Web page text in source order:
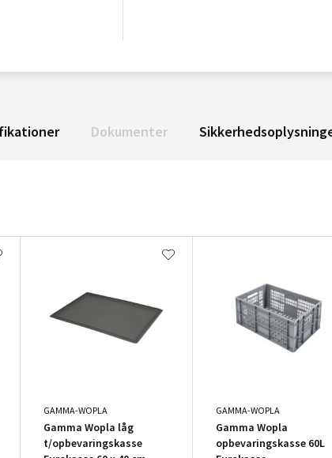
Dokumenter
GAMMA-WOPLA
Gamma Wopla låg
t/opbevaringskasse
GAMMA-WOPLA
Gamma Wopla
opbevaringskasse 60L